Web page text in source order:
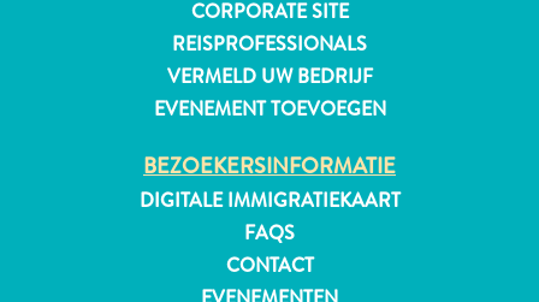
CORPORATE SITE
REISPROFESSIONALS
VERMELD UW BEDRIJF
EVENEMENT TOEVOEGEN
BEZOEKERSINFORMATIE
DIGITALE IMMIGRATIEKAART
FAQS
CONTACT